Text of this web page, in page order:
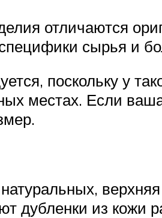
отличаются
сырья и
поскольку у
местах. Если
дубленки из кожи